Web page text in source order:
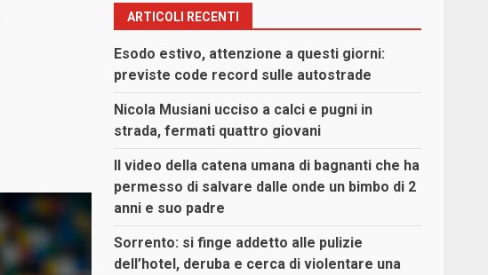
ARTICOLI RECENTI
Esodo estivo, attenzione a questi giorni:
previste code record sulle autostrade
Nicola Musiani ucciso a calci e pugni in
strada, fermati quattro giovani
Il video della catena umana di bagnanti che ha
permesso di salvare dalle onde un bimbo di 2
anni e suo padre
Sorrento: si finge addetto alle pulizie
dell’hotel, deruba e cerca di violentare una